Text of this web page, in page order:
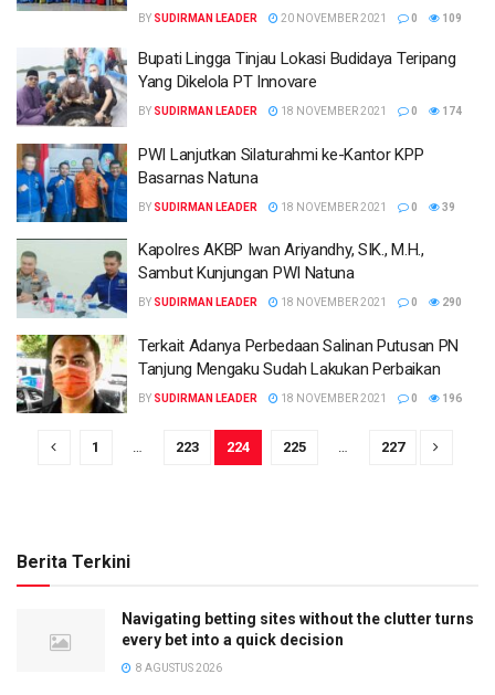
BY SUDIRMAN LEADER 20 NOVEMBER 2021 0 109
Bupati Lingga Tinjau Lokasi Budidaya Teripang
Yang Dikelola PT Innovare
BY SUDIRMAN LEADER 18 NOVEMBER 2021 0 174
PWI Lanjutkan Silaturahmi ke-Kantor KPP
Basarnas Natuna
BY SUDIRMAN LEADER 18 NOVEMBER 2021 0 39
Kapolres AKBP Iwan Ariyandhy, SIK., M.H.,
Sambut Kunjungan PWI Natuna
BY SUDIRMAN LEADER 18 NOVEMBER 2021 0 290
Terkait Adanya Perbedaan Salinan Putusan PN
Tanjung Mengaku Sudah Lakukan Perbaikan
BY SUDIRMAN LEADER 18 NOVEMBER 2021 0 196
1 … 223 224 225 … 227
Berita Terkini
Navigating betting sites without the clutter turns
every bet into a quick decision
8 AGUSTUS 2026